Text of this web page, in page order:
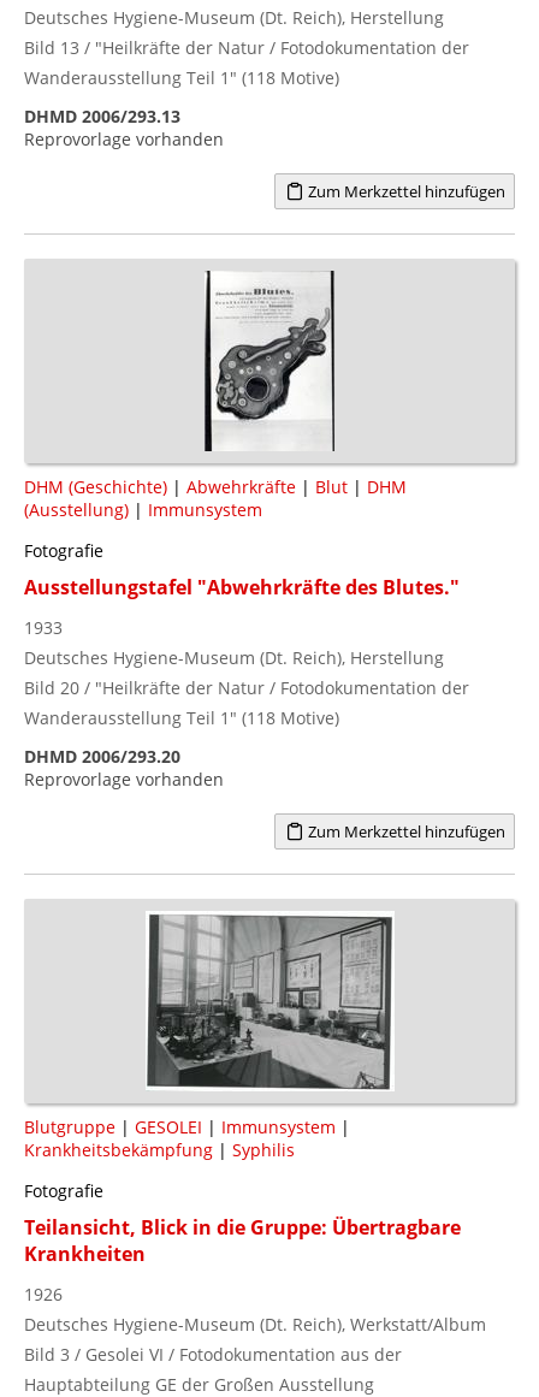
Deutsches Hygiene-Museum (Dt. Reich), Herstellung
Bild 13 / "Heilkräfte der Natur / Fotodokumentation der
Wanderausstellung Teil 1" (118 Motive)
DHMD 2006/293.13
Reprovorlage vorhanden
Zum Merkzettel hinzufügen
DHM (Geschichte) | Abwehrkräfte | Blut | DHM
(Ausstellung) | Immunsystem
Fotografie
Ausstellungstafel "Abwehrkräfte des Blutes."
1933
Deutsches Hygiene-Museum (Dt. Reich), Herstellung
Bild 20 / "Heilkräfte der Natur / Fotodokumentation der
Wanderausstellung Teil 1" (118 Motive)
DHMD 2006/293.20
Reprovorlage vorhanden
Zum Merkzettel hinzufügen
Blutgruppe | GESOLEI | Immunsystem |
Krankheitsbekämpfung | Syphilis
Fotografie
Teilansicht, Blick in die Gruppe: Übertragbare
Krankheiten
1926
Deutsches Hygiene-Museum (Dt. Reich), Werkstatt/Album
Bild 3 / Gesolei VI / Fotodokumentation aus der
Hauptabteilung GE der Großen Ausstellung